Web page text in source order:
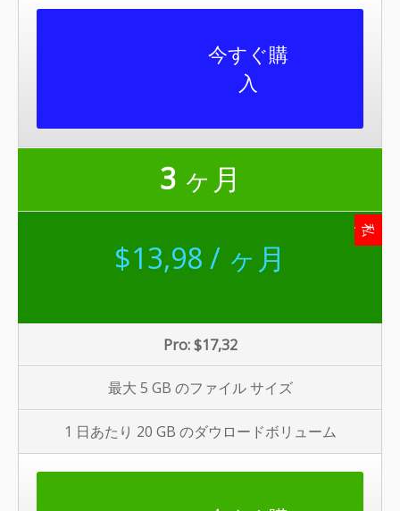
今すぐ購
入
3 ヶ月
$13,98 / ヶ月
Pro: $17,32
最大 5 GB のファイル サイズ
1 日あたり 20 GB のダウロードボリューム